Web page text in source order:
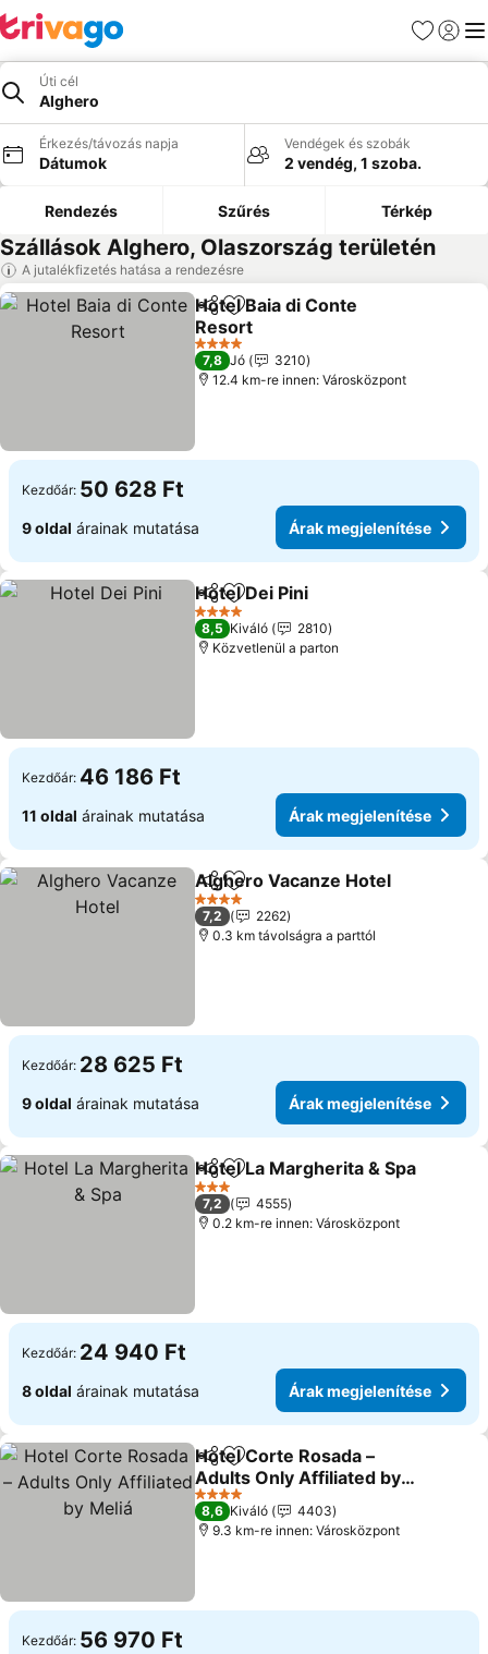
Kedvencek
Úti cél
Alghero
Érkezés/távozás napja
Dátumok
Vendégek és szobák
2 vendég, 1 szoba.
Rendezés Szűrés Térkép
Szállások Alghero, Olaszország területén
A jutalékfizetés hatása a rendezésre
Megosztás
Hozzáadás a kedvencekhez
Hotel Baia di Conte
Resort
4 Kategória
7,8 Jó
3210
12.4 km-re innen: Városközpont
Kezdőár: 50 628 Ft
9 oldal árainak mutatása Árak megjelenítése
MegosztásHozzáadás a kedvencekhez
Hotel Dei Pini
4 Kategória
8,5 Kiváló
2810
Közvetlenül a parton
Kezdőár: 46 186 Ft
11 oldal árainak mutatása Árak megjelenítése
Megosztás
Hozzáadás a kedvencekhez
Alghero Vacanze Hotel
4 Kategória
7,2
2262
0.3 km távolságra a parttól
Kezdőár: 28 625 Ft
9 oldal árainak mutatása Árak megjelenítése
Megosztás
Hozzáadás a kedvencekhez
Hotel La Margherita & Spa
3 Kategória
7,2
4555
0.2 km-re innen: Városközpont
Kezdőár: 24 940 Ft
8 oldal árainak mutatása Árak megjelenítése
MegosztásHozzáadás a kedvencekhez
Hotel Corte Rosada –
Adults Only Affiliated by
Meliá
4 Kategória
8,6 Kiváló
4403
9.3 km-re innen: Városközpont
Kezdőár: 56 970 Ft